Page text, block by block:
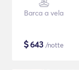
Barca a vela
$643 /notte